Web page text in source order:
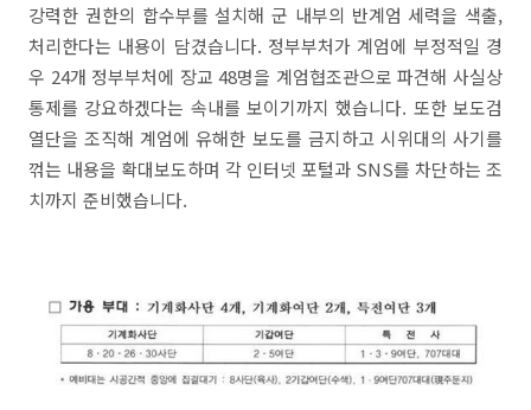
강력한 권한의 합수부를 설치해 군 내부의 반계엄 세력을 색출,
처리한다는 내용이 담겼습니다. 정부부처가 계엄에 부정적일 경
우 24개 정부부처에 장교 48명을 계엄협조관으로 파견해 사실상
통제를 강요하겠다는 속내를 보이기까지 했습니다. 또한 보도검
열단을 조직해 계엄에 유해한 보도를 금지하고 시위대의 사기를
꺾는 내용을 확대보도하며 각 인터넷 포털과 SNS를 차단하는 조
치까지 준비했습니다.